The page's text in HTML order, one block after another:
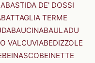
BASTIDA DE' DOSSI
BATTAGLIA TERME
BAUCINABAULADU
VALCUVIABEDIZZOLE
BEINASCOBEINETTE